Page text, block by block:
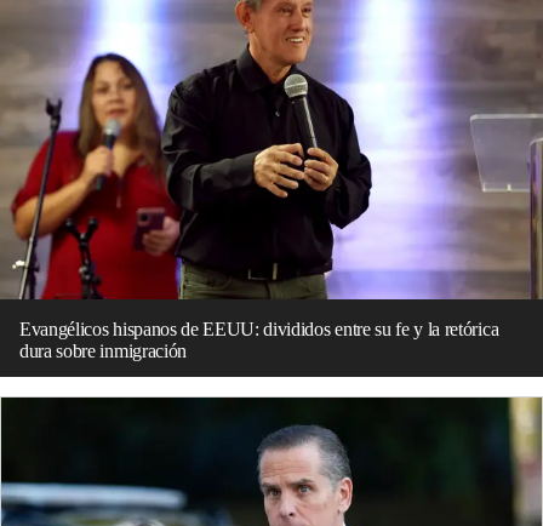
Evangélicos hispanos de EEUU: divididos entre su fe y la retórica
dura sobre inmigración